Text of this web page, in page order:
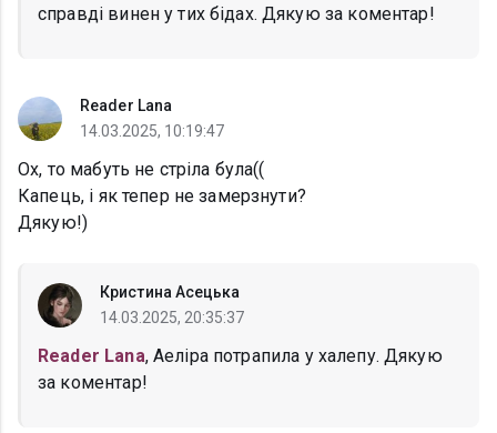
справді винен у тих бідах. Дякую за коментар!
Reader Lana
14.03.2025, 10:19:47
Ох, то мабуть не стріла була((
Капець, і як тепер не замерзнути?
Дякую!)
Кристина Асецька
14.03.2025, 20:35:37
Reader Lana, Аеліра потрапила у халепу. Дякую
за коментар!